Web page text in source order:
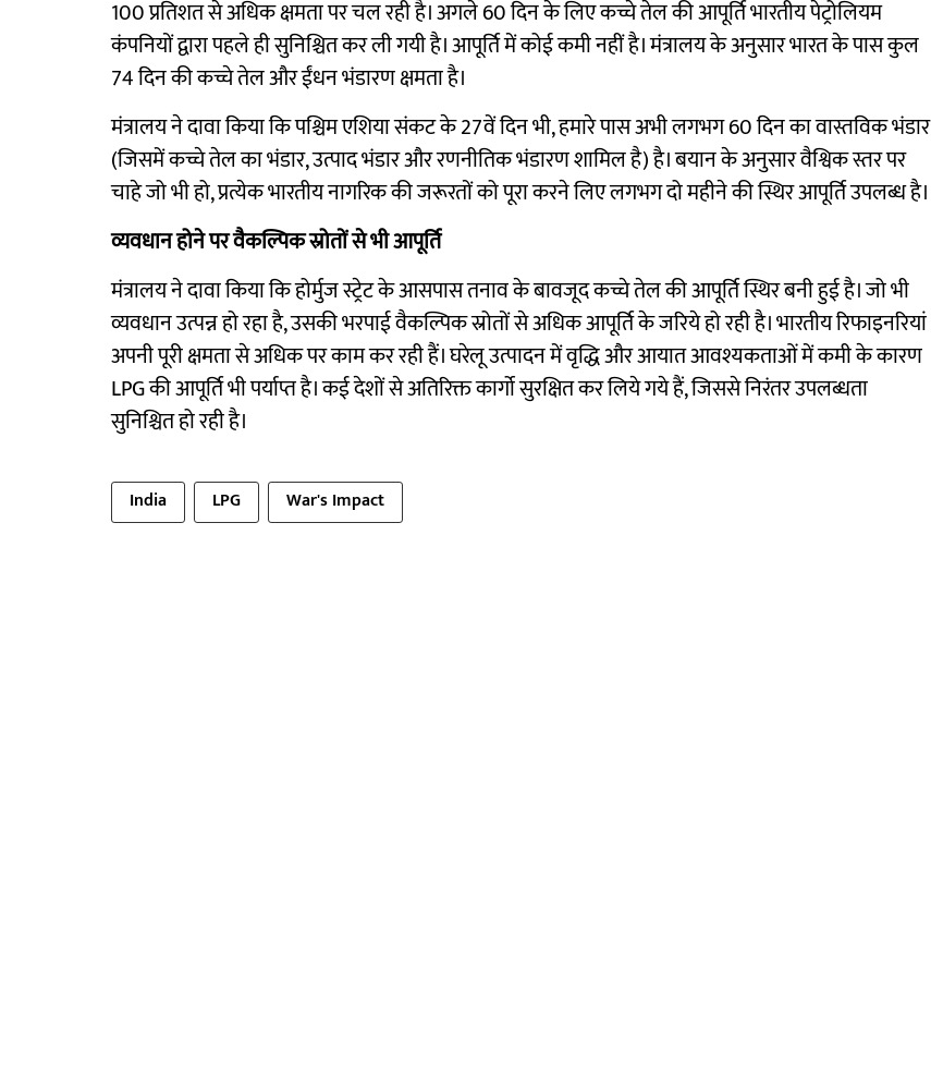
100 प्रतिशत से अधिक क्षमता पर चल रही है। अगले 60 दिन के लिए कच्चे तेल की आपूर्ति भारतीय पेट्रोलियम
कंपनियों द्वारा पहले ही सुनिश्चित कर ली गयी है। आपूर्ति में कोई कमी नहीं है। मंत्रालय के अनुसार भारत के पास कुल
74 दिन की कच्चे तेल और ईंधन भंडारण क्षमता है।
मंत्रालय ने दावा किया कि पश्चिम एशिया संकट के 27वें दिन भी, हमारे पास अभी लगभग 60 दिन का वास्तविक भंडार
(जिसमें कच्चे तेल का भंडार, उत्पाद भंडार और रणनीतिक भंडारण शामिल है) है। बयान के अनुसार वैश्विक स्तर पर
चाहे जो भी हो, प्रत्येक भारतीय नागरिक की जरूरतों को पूरा करने लिए लगभग दो महीने की स्थिर आपूर्ति उपलब्ध है।
व्यवधान होने पर वैकल्पिक स्रोतों से भी आपूर्ति
मंत्रालय ने दावा किया कि होर्मुज स्ट्रेट के आसपास तनाव के बावजूद कच्चे तेल की आपूर्ति स्थिर बनी हुई है। जो भी
व्यवधान उत्पन्न हो रहा है, उसकी भरपाई वैकल्पिक स्रोतों से अधिक आपूर्ति के जरिये हो रही है। भारतीय रिफाइनरियां
अपनी पूरी क्षमता से अधिक पर काम कर रही हैं। घरेलू उत्पादन में वृद्धि और आयात आवश्यकताओं में कमी के कारण
LPG की आपूर्ति भी पर्याप्त है। कई देशों से अतिरिक्त कार्गो सुरक्षित कर लिये गये हैं, जिससे निरंतर उपलब्धता
सुनिश्चित हो रही है।
India LPG War's Impact